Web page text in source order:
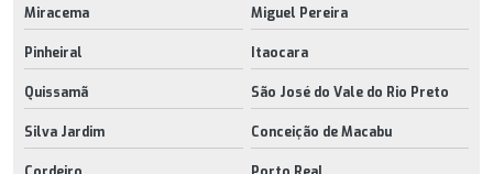
Miracema Miguel Pereira
Pinheiral Itaocara
Quissamã São José do Vale do Rio Preto
Silva Jardim Conceição de Macabu